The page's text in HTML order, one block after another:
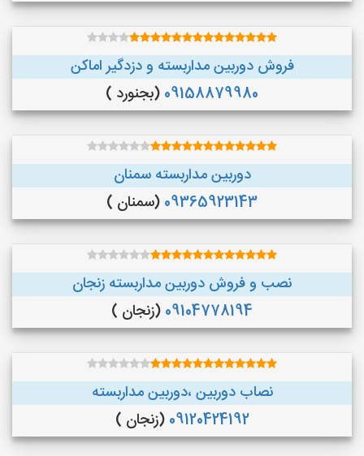
فروش دوربین مداربسته و دزدگیر اماکن
09158879980 (بجنورد )
دوربین مداربسته سمنان
09365923143 (سمنان )
نصب و فروش دوربین مداربسته زنجان
09104778194 (زنجان )
نصاب دوربین ،دوربین مداربسته
09120424192 (زنجان )